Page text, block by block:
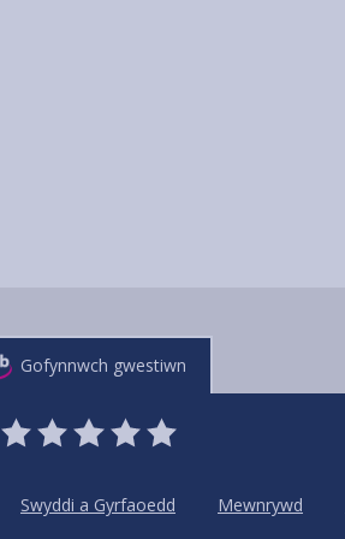
Gofynnwch gwestiwn
1
Star
2
Stars
3
Stars
4
Stars
5
Stars
Swyddi a Gyrfaoedd Mewnrywd